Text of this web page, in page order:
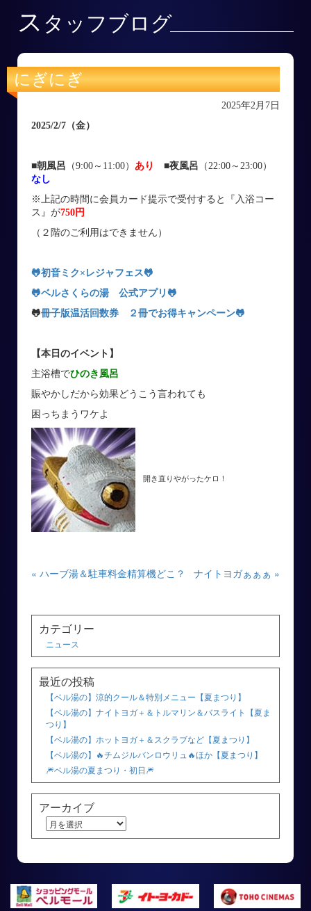
ス タッフブログ
にぎにぎ
2025年2月7日
2025/2/7 （金）
■朝風呂 （9:00～11:00） あり ■夜風呂 （22:00～23:00）
なし
※上記の時間に会員カード提示で受付すると『入浴コー
ス』が750円
（２階のご利用はできません）
🐸初音ミク×レジャフェス🐸
🐸ベルさくらの湯 公式アプリ 🐸
🐸冊子版温活回数券 ２冊でお得キャンペーン🐸
【本日のイベント】
主浴槽でひのき風呂
賑やかしだから効果どうこう言われても
困っちまうワケよ
開き直りやがったケロ！
« ハーブ湯＆駐車料金精算機どこ？ ナイトヨガぁぁぁ »
カテゴリー
ニュース
最近の投稿
【ベル湯の】涼的クール＆特別メニュー【夏まつり】
【ベル湯の】ナイトヨガ＋＆トルマリン＆バスライト【夏ま
つり】
【ベル湯の】ホットヨガ＋＆スクラブなど【夏まつり】
【ベル湯の】🔥チムジルバンロウリュ🔥ほか【夏まつり】
🎆ベル湯の夏まつり・初日🎆
アーカイブ